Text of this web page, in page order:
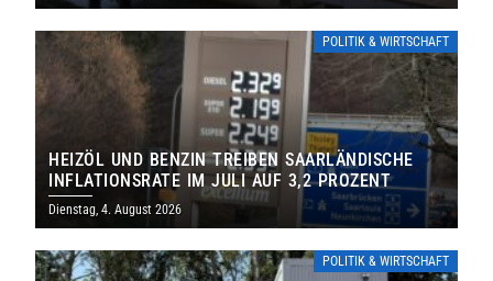
POLITIK & WIRTSCHAFT
HEIZÖL UND BENZIN TREIBEN SAARLÄNDISCHE
INFLATIONSRATE IM JULI AUF 3,2 PROZENT
Dienstag, 4. August 2026
POLITIK & WIRTSCHAFT